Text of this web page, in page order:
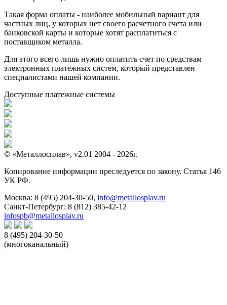
Такая форма оплаты - наиболее мобильный вариант для
частных лиц, у которых нет своего расчетного счета или
банковской карты и которые хотят расплатиться с
поставщиком металла.
Для этого всего лишь нужно оплатить счет по средствам
электронных платежных систем, который представлен
специалистами нашей компании.
Доступные платежные системы
© «Металлосплав», v2.01 2004 - 2026г.
Копирование информации преследуется по закону. Статья 146
УК РФ.
Москва: 8 (495) 204-30-50, info@metallosplav.ru
Санкт-Петербург: 8 (812) 385-42-12
infospb@metallosplav.ru
8 (495) 204-30-50
(многоканальный)